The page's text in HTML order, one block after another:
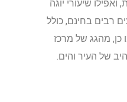
שיעורי יוגה
בחינם, כולל
מהגג של מרכז
העיר והים.